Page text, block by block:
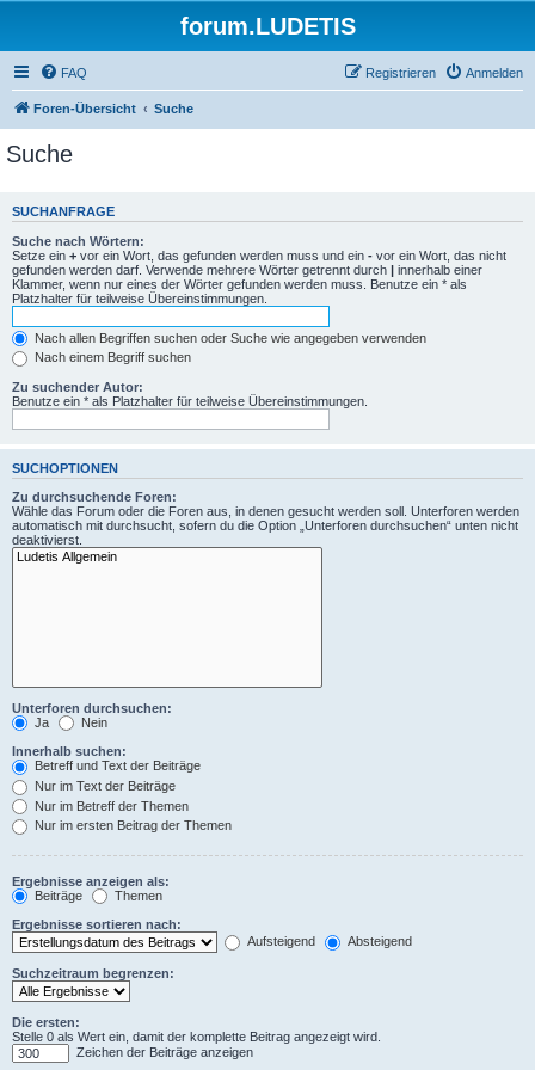
forum.LUDETIS
FAQ Anmelden
Registrieren
Foren-Übersicht Suche
Suche
SUCHANFRAGE
Suche nach Wörtern:
Setze ein + vor ein Wort, das gefunden werden muss und ein - vor ein Wort, das nicht
gefunden werden darf. Verwende mehrere Wörter getrennt durch | innerhalb einer
Klammer, wenn nur eines der Wörter gefunden werden muss. Benutze ein * als
Platzhalter für teilweise Übereinstimmungen.
Nach allen Begriffen suchen oder Suche wie angegeben verwenden
Nach einem Begriff suchen
Zu suchender Autor:
Benutze ein * als Platzhalter für teilweise Übereinstimmungen.
SUCHOPTIONEN
Zu durchsuchende Foren:
Wähle das Forum oder die Foren aus, in denen gesucht werden soll. Unterforen werden
automatisch mit durchsucht, sofern du die Option „Unterforen durchsuchen“ unten nicht
deaktivierst.
Unterforen durchsuchen:
Ja
Nein
Innerhalb suchen:
Betreff und Text der Beiträge
Nur im Text der Beiträge
Nur im Betreff der Themen
Nur im ersten Beitrag der Themen
Ergebnisse anzeigen als:
Beiträge
Themen
Ergebnisse sortieren nach:
Aufsteigend
Absteigend
Suchzeitraum begrenzen:
Die ersten:
Stelle 0 als Wert ein, damit der komplette Beitrag angezeigt wird.
Zeichen der Beiträge anzeigen